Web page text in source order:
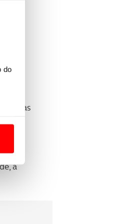
do
que as
a